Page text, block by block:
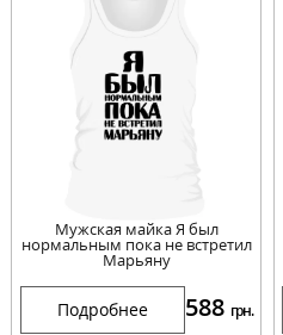
Мужская майка Я был
нормальным пока не встретил
Марьяну
Подробнее 588 грн.